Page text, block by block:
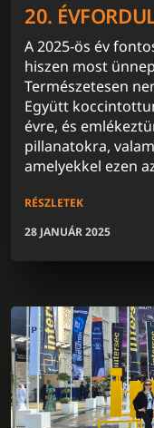
20.
A 2025-ös év
hiszen most
Természetesen
Együtt
évre, és
pillanatokra,
amelyekkel ezen
RÉSZLETEK
28 JANUÁR 2025